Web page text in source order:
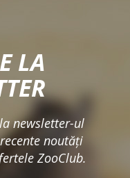
LA
newsletter-ul
noutăţi
ZooClub.